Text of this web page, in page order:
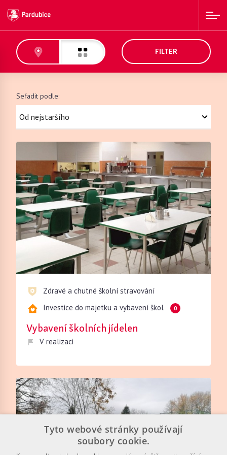
FILTER
Seřadit podle:
Zdravé a chutné školní stravování
Investice do majetku a vybavení škol
0
Vybavení školních jídelen
V realizaci
Tyto webové stránky používají
soubory cookie.